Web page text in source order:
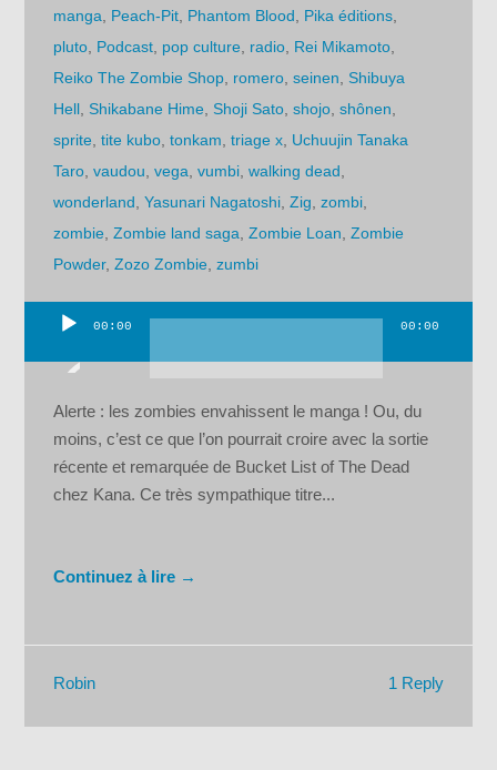
manga
Peach-Pit Phantom Blood Pika éditions
pluto Podcast pop culture radio Rei Mikamoto
Reiko The Zombie Shop romero ,seinen ,Shibuya
Hell ,Shikabane Hime ,Shoji Sato ,shojo ,shônen
sprite ,tite kubo ,tonkam ,triage x Uchuujin Tanaka
Taro ,vaudou ,vega ,vumbi ,walking dead
wonderland ,Yasunari Nagatoshi ,Zig ,zombi
zombie ,Zombie land saga ,Zombie Loan ,Zombie
Powder,Zozo Zombie ,zumbi
00:00 00:00
Alerte : les zombies envahissent le manga ! Ou, du
moins, c’est ce que l’on pourrait croire avec la sortie
récente et remarquée de Bucket List of The Dead
chez Kana. Ce très sympathique titre...
Continuez à lire →
1 Reply
Robin